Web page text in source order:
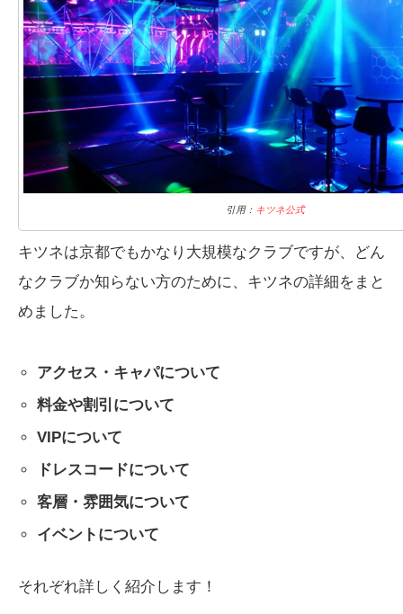
引用： キツネ公式
キツネは京都でもかなり大規模なクラブですが、どん
なクラブか知らない方のために、キツネの詳細をまと
めました。
アクセス・キャパについて
料金や割引について
VIPについて
ドレスコードについて
客層・雰囲気について
イベントについて
それぞれ詳しく紹介します！